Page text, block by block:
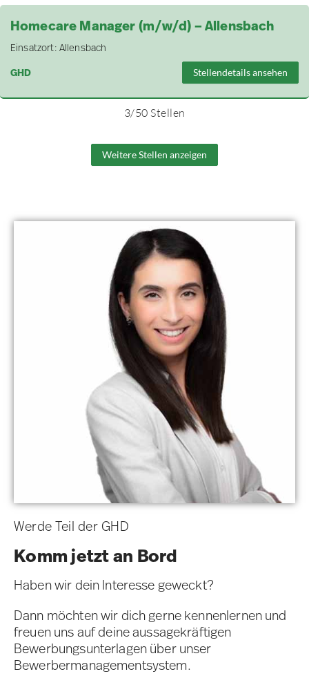
Homecare Manager (m/w/d) – Allensbach
Einsatzort: Allensbach
GHD
Stellendetails ansehen
3/50 Stellen
Weitere Stellen anzeigen
Werde Teil der GHD
Komm jetzt an Bord
Haben wir dein Interesse geweckt?
Dann möchten wir dich gerne kennenlernen und
freuen uns auf deine aussagekräftigen
Bewerbungsunterlagen über unser
Bewerbermanagementsystem.